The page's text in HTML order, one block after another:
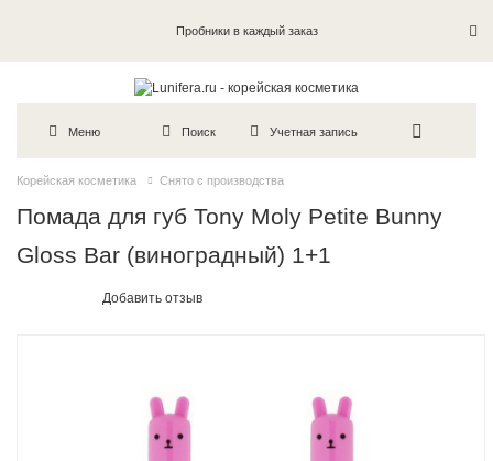
Пробники в каждый заказ
Меню Поиск Учетная запись
Корейская косметика Снято с производства
Помада для губ Tony Moly Petite Bunny
Gloss Bar (виноградный) 1+1
Добавить отзыв